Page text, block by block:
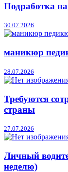
Подработка
30.07.2026
маникюр
28.07.2026
Требуются
страны
27.07.2026
Личный
неделю)